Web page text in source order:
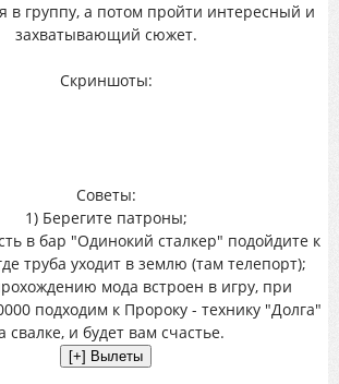
в группу, а потом пройти интересный и
захватывающий сюжет.
Скриншоты:
Советы:
1) Берегите патроны;
в бар "Одинокий сталкер" подойдите к
труба уходит в землю (там телепорт);
мода встроен в игру, при
подходим к Пророку - технику "Долга"
свалке, и будет вам счастье.